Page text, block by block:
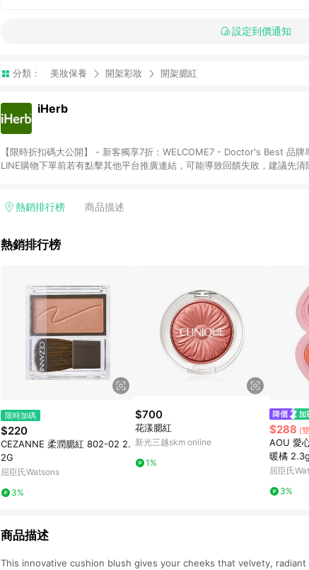
設定到價通知
分類： 美妝保養 開架彩妝 開架腮紅
iHerb
【限時折扣碼大公開】 - 新客獨享7折：WELCOME7 - Doctor's Best 品牌專
LINE購物下單前若有點擊其他平台推廣連結，可能導致回饋失敗，建議先
勵金） 、英文數字亂數組合，如abc567、xyz987等。） 3. iHerb App下
需確認訂單回饋資格，僅提供訂購後60天內的訂單查詢。 9.多筆訂單連續
熱銷排行榜 商品描述
熱銷排行榜
限時加碼
$220
CEZANNE 柔潤腮紅 802-02 2.
2G
屈臣氏Watsons
3%
$700
花漾腮紅
新光三越skm online
1%
$288 (
AOU 愛
暖橘 2.3g
屈臣氏
3%
商品描述
This innovative cushion blush gives your cheeks that velvety,